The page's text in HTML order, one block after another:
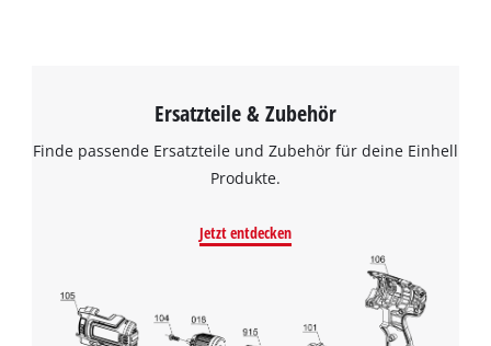
Ersatzteile & Zubehör
Finde passende Ersatzteile und Zubehör für deine Einhell
Produkte.
Jetzt entdecken